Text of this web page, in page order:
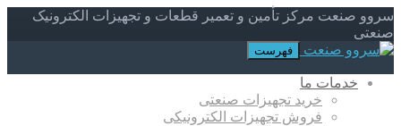
سروو صنعت مرکز تأمین و تعمیر قطعات و تجهیزات الکترونیک
صنعتی
فهرست
خدمات ما
خرید تجهیزات صنعتی
فروش تجهیزات الکترونیکی